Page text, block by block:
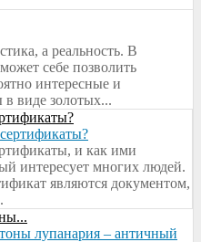
а реальность. В
себе позволить
интересные и
виде золотых...
и как ими
интересует многих людей.
являются документом,